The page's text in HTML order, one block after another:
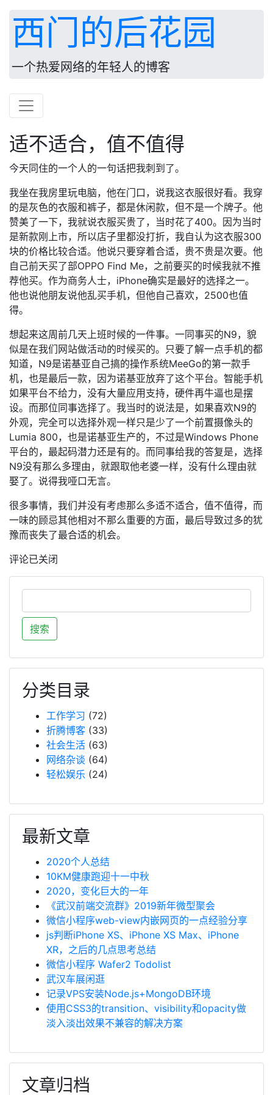
西门的后花园
一个热爱网络的年轻人的博客
适不适合，值不值得
今天同住的一个人的一句话把我刺到了。
我坐在我房里玩电脑，他在门口，说我这衣服很好看。我穿
的是灰色的衣服和裤子，都是休闲款，但不是一个牌子。他
赞美了一下，我就说衣服买贵了，当时花了400。因为当时
是新款刚上市，所以店子里都没打折，我自认为这衣服300
块的价格比较合适。他说只要穿着合适，贵不贵是次要。他
自己前天买了部OPPO Find Me，之前要买的时候我就不推
荐他买。作为商务人士，iPhone确实是最好的选择之一。
他也说他朋友说他乱买手机，但他自己喜欢，2500也值
得。
想起来这周前几天上班时候的一件事。一同事买的N9，貌
似是在我们网站做活动的时候买的。只要了解一点手机的都
知道，N9是诺基亚自己搞的操作系统MeeGo的第一款手
机，也是最后一款，因为诺基亚放弃了这个平台。智能手机
如果平台不给力，没有大量应用支持，硬件再牛逼也是摆
设。而那位同事选择了。我当时的说法是，如果喜欢N9的
外观，完全可以选择外观一样只是少了一个前置摄像头的
Lumia 800，也是诺基亚生产的，不过是Windows Phone
平台的，最起码潜力还是有的。而同事给我的答复是，选择
N9没有那么多理由，就跟取他老婆一样，没有什么理由就
娶了。说得我哑口无言。
很多事情，我们并没有考虑那么多适不适合，值不值得，而
一味的顾忌其他相对不那么重要的方面，最后导致过多的犹
豫而丧失了最合适的机会。
评论已关闭
分类目录
工作学习 (72)
折腾博客 (33)
社会生活 (63)
网络杂谈 (64)
轻松娱乐 (24)
最新文章
2020个人总结
10KM健康跑迎十一中秋
2020，变化巨大的一年
《武汉前端交流群》2019新年微型聚会
微信小程序web-view内嵌网页的一点经验分享
js判断iPhone XS、iPhone XS Max、iPhone
XR，之后的几点思考总结
微信小程序 Wafer2 Todolist
武汉车展闲逛
记录VPS安装Node.js+MongoDB环境
使用CSS3的transition、visibility和opacity做
淡入淡出效果不兼容的解决方案
文章归档